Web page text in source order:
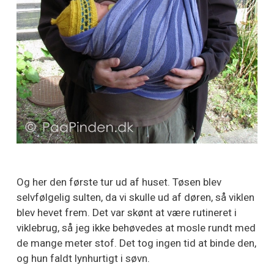
Og her den første tur ud af huset. Tøsen blev
selvfølgelig sulten, da vi skulle ud af døren, så viklen
blev hevet frem. Det var skønt at være rutineret i
viklebrug, så jeg ikke behøvedes at mosle rundt med
de mange meter stof. Det tog ingen tid at binde den,
og hun faldt lynhurtigt i søvn.